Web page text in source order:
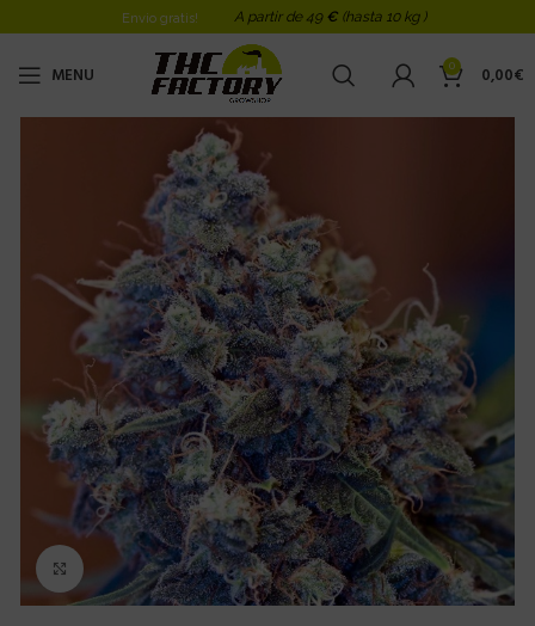
Envio gratis! A partir de 49 € (hasta 10 kg )
MENU 0 0,00€
Click to enlarge